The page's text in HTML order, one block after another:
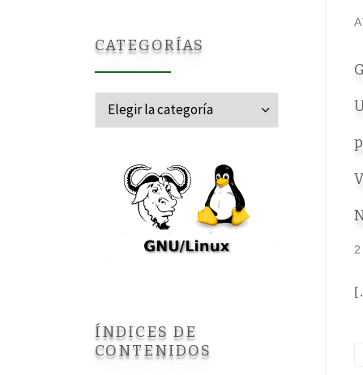
CATEGORÍAS
Categorías
ÍNDICES DE
CONTENIDOS